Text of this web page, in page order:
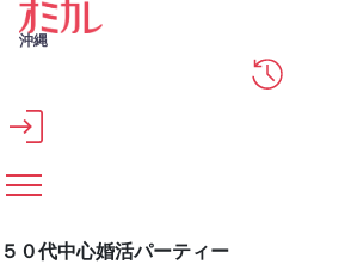
メインコンテンツへスキップ
沖縄
５０代中心婚活パーティー